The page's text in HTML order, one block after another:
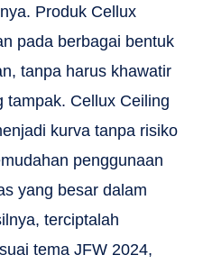
Produk Cellux
pada berbagai bentuk
tanpa harus khawatir
tampak. Cellux Ceiling
kurva tanpa risiko
penggunaan
yang besar dalam
terciptalah
tema JFW 2024,